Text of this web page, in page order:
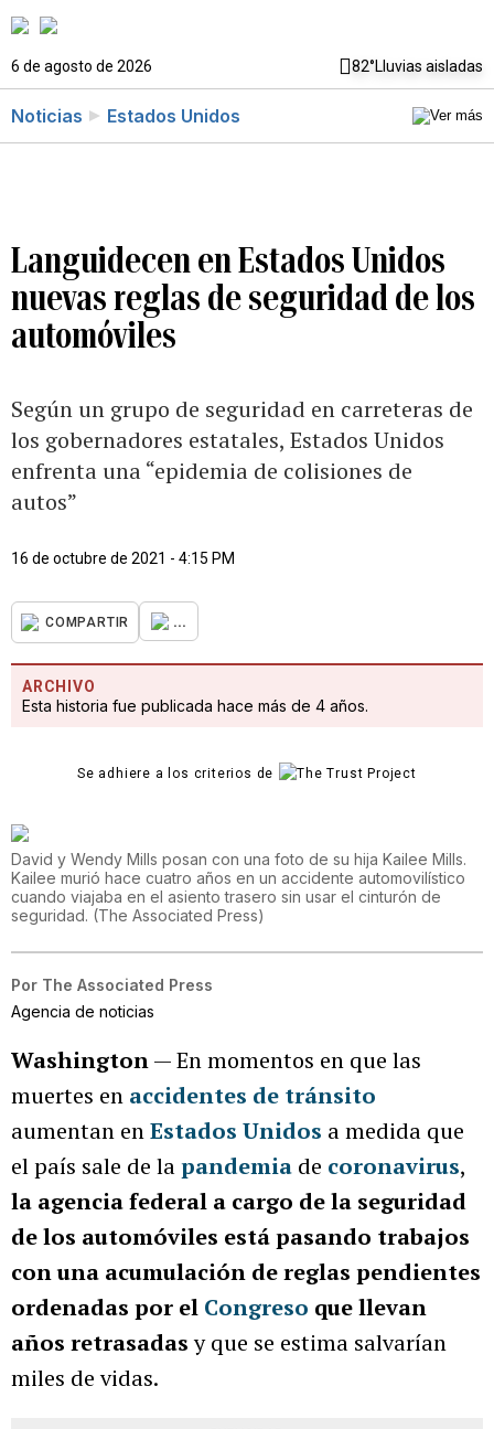
6 de agosto de 2026 82°Lluvias aisladas
Noticias Estados Unidos
Languidecen en Estados Unidos
nuevas reglas de seguridad de los
automóviles
Según un grupo de seguridad en carreteras de
los gobernadores estatales, Estados Unidos
enfrenta una “epidemia de colisiones de
autos”
16 de octubre de 2021 - 4:15 PM
COMPARTIR ...
ARCHIVO
Esta historia fue publicada hace más de 4 años.
Se adhiere a los criterios de
David y Wendy Mills posan con una foto de su hija Kailee Mills.
Kailee murió hace cuatro años en un accidente automovilístico
cuando viajaba en el asiento trasero sin usar el cinturón de
seguridad. (The Associated Press)
Por The Associated Press
Agencia de noticias
Washington— En momentos en que las
muertes en accidentes de tránsito
aumentan enEstados Unidos a medida que
el país sale de lapandemia de coronavirus,
la agencia federal a cargo de la seguridad
de los automóviles está pasando trabajos
con una acumulación de reglas pendientes
ordenadas por el Congreso que llevan
años retrasadasy que se estima salvarían
miles de vidas.